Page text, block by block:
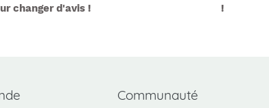
changer d'avis !
!
Communauté